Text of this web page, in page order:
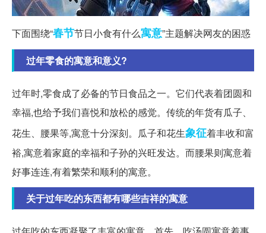
下面围绕“春节节日小食有什么寓意”主题解决网友的困惑
过年零食的寓意和意义?
过年时,零食成了必备的节日食品之一。它们代表着团圆和
幸福,也给予我们喜悦和放松的感觉。传统的年货有瓜子、
花生、腰果等,寓意十分深刻。瓜子和花生象征着丰收和富
裕,寓意着家庭的幸福和子孙的兴旺发达。而腰果则寓意着
好事连连,有着繁荣和顺利的寓意。
关于过年吃的东西都有哪些吉祥的寓意